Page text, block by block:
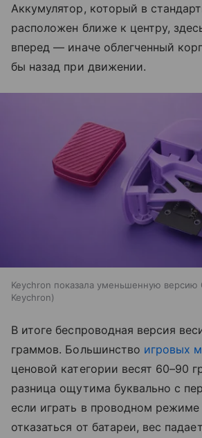
Аккумулятор, который в
расположен ближе к центру,
вперед — иначе облегченный
бы назад при движении.
Keychron показала уменьшенную версию
Keychron
В итоге беспроводная версия
граммов. Большинство игровых
ценовой категории весят 60–90
разница ощутима буквально с
если играть в проводном режиме
отказаться от батареи, вес